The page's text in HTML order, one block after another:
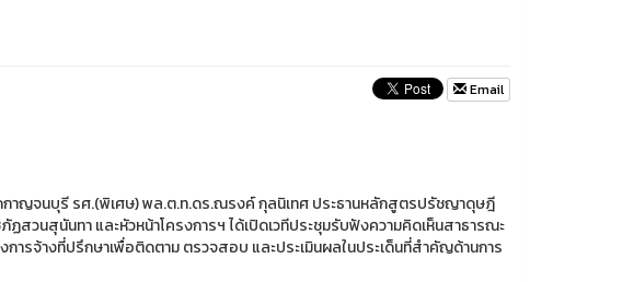
Email
กาญจนบุรี รศ.(พิเศษ) พล.ต.ท.ดร.ณรงค์ กุลนิเทศ ประธานหลักสูตรปรัชญาดุษฎี
วนสุนันทา และหัวหน้าโครงการฯ ได้เปิดเวทีประชุมรับฟังความคิดเห็นสาธารณะ
ารจ้างที่ปรึกษาเพื่อติดตาม ตรวจสอบ และประเมินผลในประเด็นที่สำคัญด้านการ